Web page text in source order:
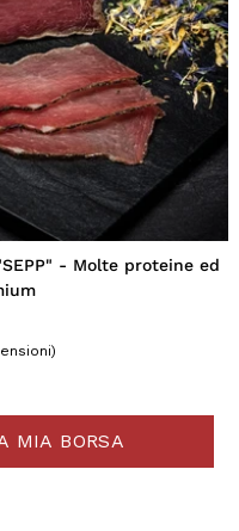
- Molte proteine ed
MIA BORSA